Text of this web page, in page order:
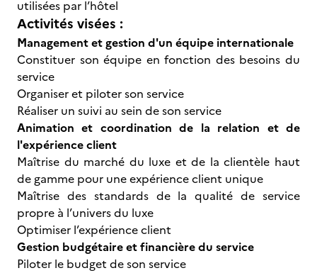
utilisées par l’hôtel
Activités visées :
Management et gestion d'un équipe internationale
Constituer son équipe en fonction des besoins du
service
Organiser et piloter son service
Réaliser un suivi au sein de son service
Animation et coordination de la relation et de
l'expérience client
Maîtrise du marché du luxe et de la clientèle haut
de gamme pour une expérience client unique
Maîtrise des standards de la qualité de service
propre à l’univers du luxe
Optimiser l’expérience client
Gestion budgétaire et financière du service
Piloter le budget de son service